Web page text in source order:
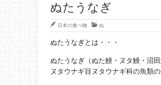
ぬたうなぎ
日本の食べ物 ぬ
ぬたうなぎとは・・・
ぬたうなぎ（ぬた鰻・ヌタ鰻・沼
ヌタウナギ目ヌタウナギ科の魚類